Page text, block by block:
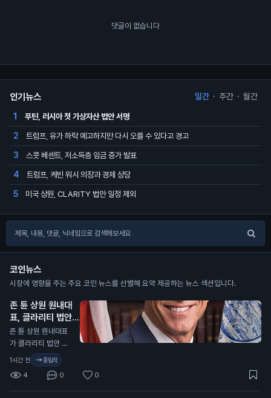
댓글이 없습니다
인기뉴스 일간 · 주간 · 월간
1 푸틴, 러시아 첫 가상자산 법안 서명
2 트럼프, 유가 하락 예고하지만 다시 오를 수 있다고 경고
3 스콧 베센트, 저소득층 임금 증가 발표
4 트럼프, 케빈 워시 의장과 경제 상담
5 미국 상원, CLARITY 법안 일정 제외
코인뉴스
시장에 영향을 주는 주요 코인 뉴스를 선별해 요약 제공하는 뉴스 섹션입니다.
존 튠 상원 원내대
표, 클라리티 법안
투표 연기 발표
존 튠 상원 원내대표
가 클라리티 법안 투
표가 9월로 연기됐다
고 확인했습니다. 이
소식은 정치 전문 매
체인 폴리티코를 통해
1시간 전 중립적
4 0 0